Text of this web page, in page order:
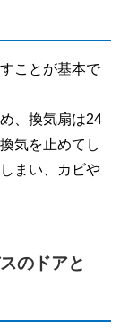
ことが基本で
、換気扇は24
気を止めてし
まい、カビや
のドアと